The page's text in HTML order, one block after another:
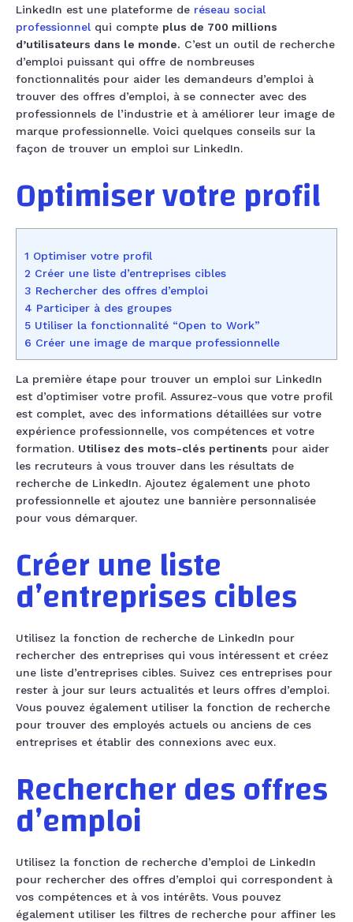
LinkedIn est une plateforme de réseau social
professionnel qui compte plus de 700 millions
d’utilisateurs dans le monde. C’est un outil de recherche
d’emploi puissant qui offre de nombreuses
fonctionnalités pour aider les demandeurs d’emploi à
trouver des offres d’emploi, à se connecter avec des
professionnels de l’industrie et à améliorer leur image de
marque professionnelle. Voici quelques conseils sur la
façon de trouver un emploi sur LinkedIn.
Optimiser votre profil
1 Optimiser votre profil
2 Créer une liste d’entreprises cibles
3 Rechercher des offres d’emploi
4 Participer à des groupes
5 Utiliser la fonctionnalité “Open to Work”
6 Créer une image de marque professionnelle
La première étape pour trouver un emploi sur LinkedIn
est d’optimiser votre profil. Assurez-vous que votre profil
est complet, avec des informations détaillées sur votre
expérience professionnelle, vos compétences et votre
formation. Utilisez des mots-clés pertinents pour aider
les recruteurs à vous trouver dans les résultats de
recherche de LinkedIn. Ajoutez également une photo
professionnelle et ajoutez une bannière personnalisée
pour vous démarquer.
Créer une liste
d’entreprises cibles
Utilisez la fonction de recherche de LinkedIn pour
rechercher des entreprises qui vous intéressent et créez
une liste d’entreprises cibles. Suivez ces entreprises pour
rester à jour sur leurs actualités et leurs offres d’emploi.
Vous pouvez également utiliser la fonction de recherche
pour trouver des employés actuels ou anciens de ces
entreprises et établir des connexions avec eux.
Rechercher des offres
d’emploi
Utilisez la fonction de recherche d’emploi de LinkedIn
pour rechercher des offres d’emploi qui correspondent à
vos compétences et à vos intérêts. Vous pouvez
également utiliser les filtres de recherche pour affiner les